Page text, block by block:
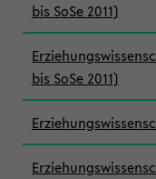
bis SoSe 2011)
bis SoSe 2011)